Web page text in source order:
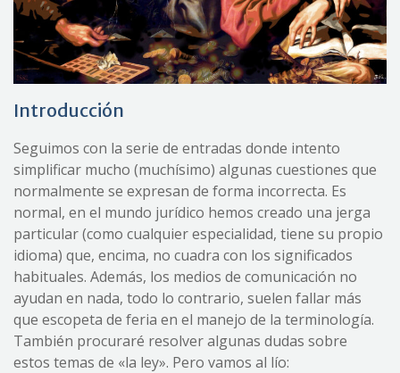
Introducción
Seguimos con la serie de entradas donde intento
simplificar mucho (muchísimo) algunas cuestiones que
normalmente se expresan de forma incorrecta. Es
normal, en el mundo jurídico hemos creado una jerga
particular (como cualquier especialidad, tiene su propio
idioma) que, encima, no cuadra con los significados
habituales. Además, los medios de comunicación no
ayudan en nada, todo lo contrario, suelen fallar más
que escopeta de feria en el manejo de la terminología.
También procuraré resolver algunas dudas sobre
estos temas de «la ley». Pero vamos al lío: